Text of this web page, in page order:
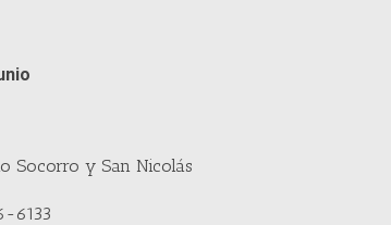
Socorro y San Nicolás
6133